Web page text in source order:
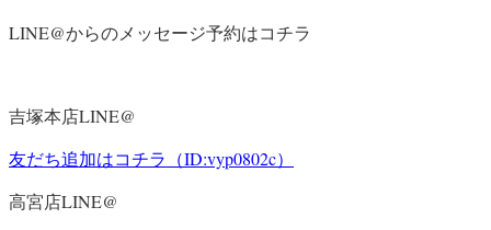
LINE@からのメッセージ予約はコチラ
吉塚本店LINE@
友だち追加はコチラ（ID:vyp0802c）
高宮店LINE@